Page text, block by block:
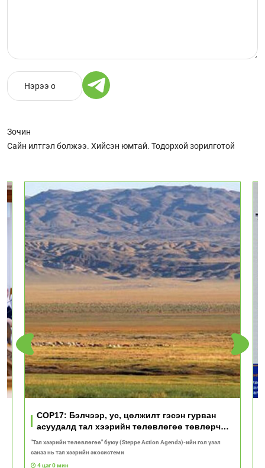
Зочин
Сайн илтгэл болжээ. Хийсэн юмтай. Тодорхой зорилготой
COP17: Бэлчээр, ус, цөлжилт гэсэн гурван
асуудалд тал хээрийн төлөвлөгөө төвлөрч
байна
"Тал хээрийн төлөвлөгөө" буюу (Steppe Action Agenda)-ийн гол үзэл
санаа нь тал хээрийн экосистеми
4 цаг 0 мин